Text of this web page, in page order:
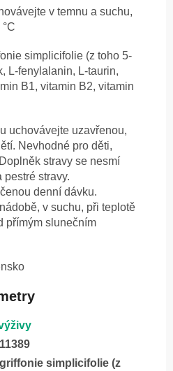
v temnu a suchu,
simplicifolie (z toho 5-
L-fenylalanin, L-taurin,
B1, vitamin B2, vitamin
uchovávejte uzavřenou,
Nevhodné pro děti,
stravy se nesmí
pestré stravy.
denní dávku.
v suchu, při teplotě
přímým slunečním
simplicifolie (z